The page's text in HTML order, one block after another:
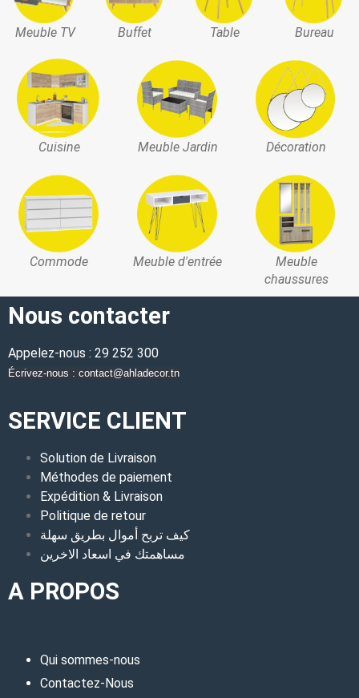
Meuble TV Buffet Table Bureau
Cuisine Meuble Jardin Décoration
Commode Meuble d'entrée
Meuble
chaussures
Nous contacter
Appelez-nous : 29 252 300
Écrivez-nous : contact@ahladecor.tn
SERVICE CLIENT
Solution de Livraison
Méthodes de paiement
Expédition & Livraison
Politique de retour
كيف تربح أموال بطريق سهلة
مساهمتك في اسعاد الاخرين
A PROPOS
Qui sommes-nous
Contactez-Nous